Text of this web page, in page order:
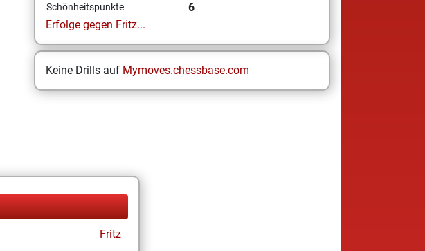
Schönheitspunkte
6
Erfolge gegen Fritz...
Keine Drills auf Mymoves.chessbase.com
Fritz